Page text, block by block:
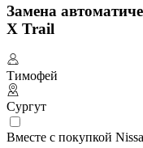
Замена
X Trail
Тимофей
Сургут
Вместе с покупкой